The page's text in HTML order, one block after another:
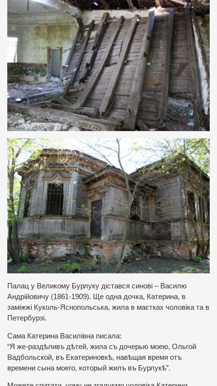
Палац у Великому Бурлуку дістався синові – Василю
Андрійовичу (1861-1909). Ще одна дочка, Катерина, в
заміжжі Куколь-Яснопольська, жила в маєтках чоловіка та в
Петербурзі.
Сама Катерина Василівна писала:
“Я же-раздѣливъ дѣтей, жила съ дочерью моею, Ольгой
Вадбольской, въ Екатериновкѣ, навѣщая время отъ
времени сына моего, который жилъ въ Бурлукѣ”.